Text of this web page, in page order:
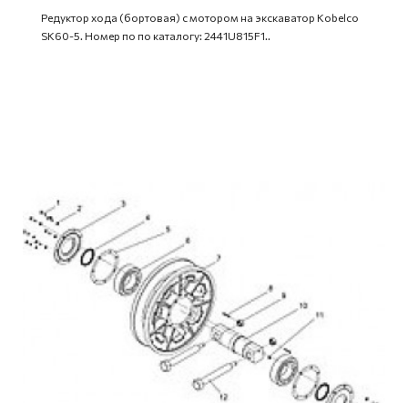
Редуктор хода (бортовая) с мотором на экскаватор Kobelco
SK60-5. Номер по по каталогу: 2441U815F1..